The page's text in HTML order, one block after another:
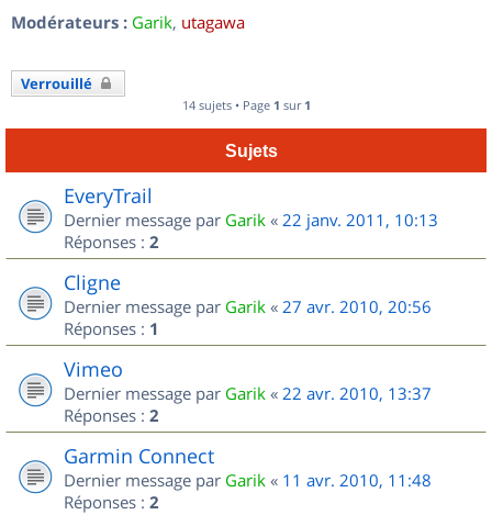
Modérateurs : Garik, utagawa
Verrouillé
14 sujets • Page 1 sur 1
Sujets
EveryTrail
Dernier message par Garik « 22 janv. 2011, 10:13
Réponses : 2
Cligne
Dernier message par Garik « 27 avr. 2010, 20:56
Réponses : 1
Vimeo
Dernier message par Garik « 22 avr. 2010, 13:37
Réponses : 2
Garmin Connect
Dernier message par Garik « 11 avr. 2010, 11:48
Réponses : 2